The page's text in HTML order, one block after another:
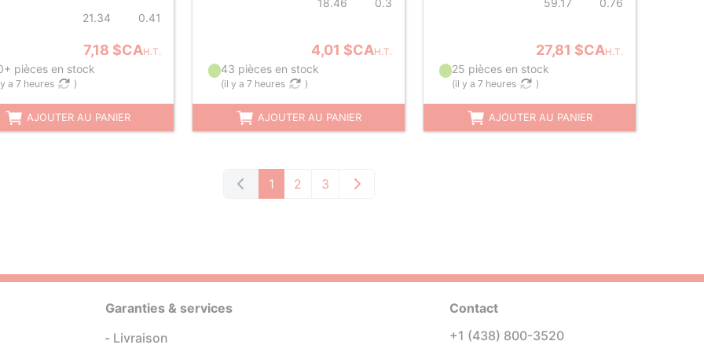
21.34 0.41
7,18 $CAH.T.
pièces en stock
a 7 heures )
AJOUTER AU PANIER
18.46 0.3
4,01 $CAH.T.
43 pièces en stock
(il y a 7 heures )
AJOUTER AU PANIER
59.17 0.76
27,81 $CAH.T.
25 pièces en stock
(il y a 7 heures )
AJOUTER AU PANIER
1 2 3
Garanties & services
Livraison
Contact
+1 (438) 800-3520